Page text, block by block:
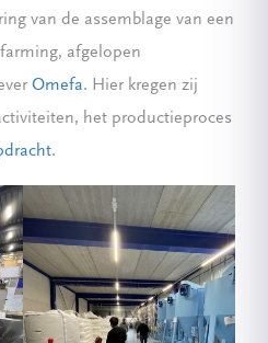
van de assemblage van een
afgelopen
Omefa. Hier kregen zij
het productieproces
.